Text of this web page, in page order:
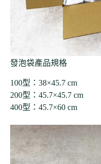
發泡袋產品規格
100型：38×45.7 cm
200型：45.7×45.7 cm
400型：45.7×60 cm